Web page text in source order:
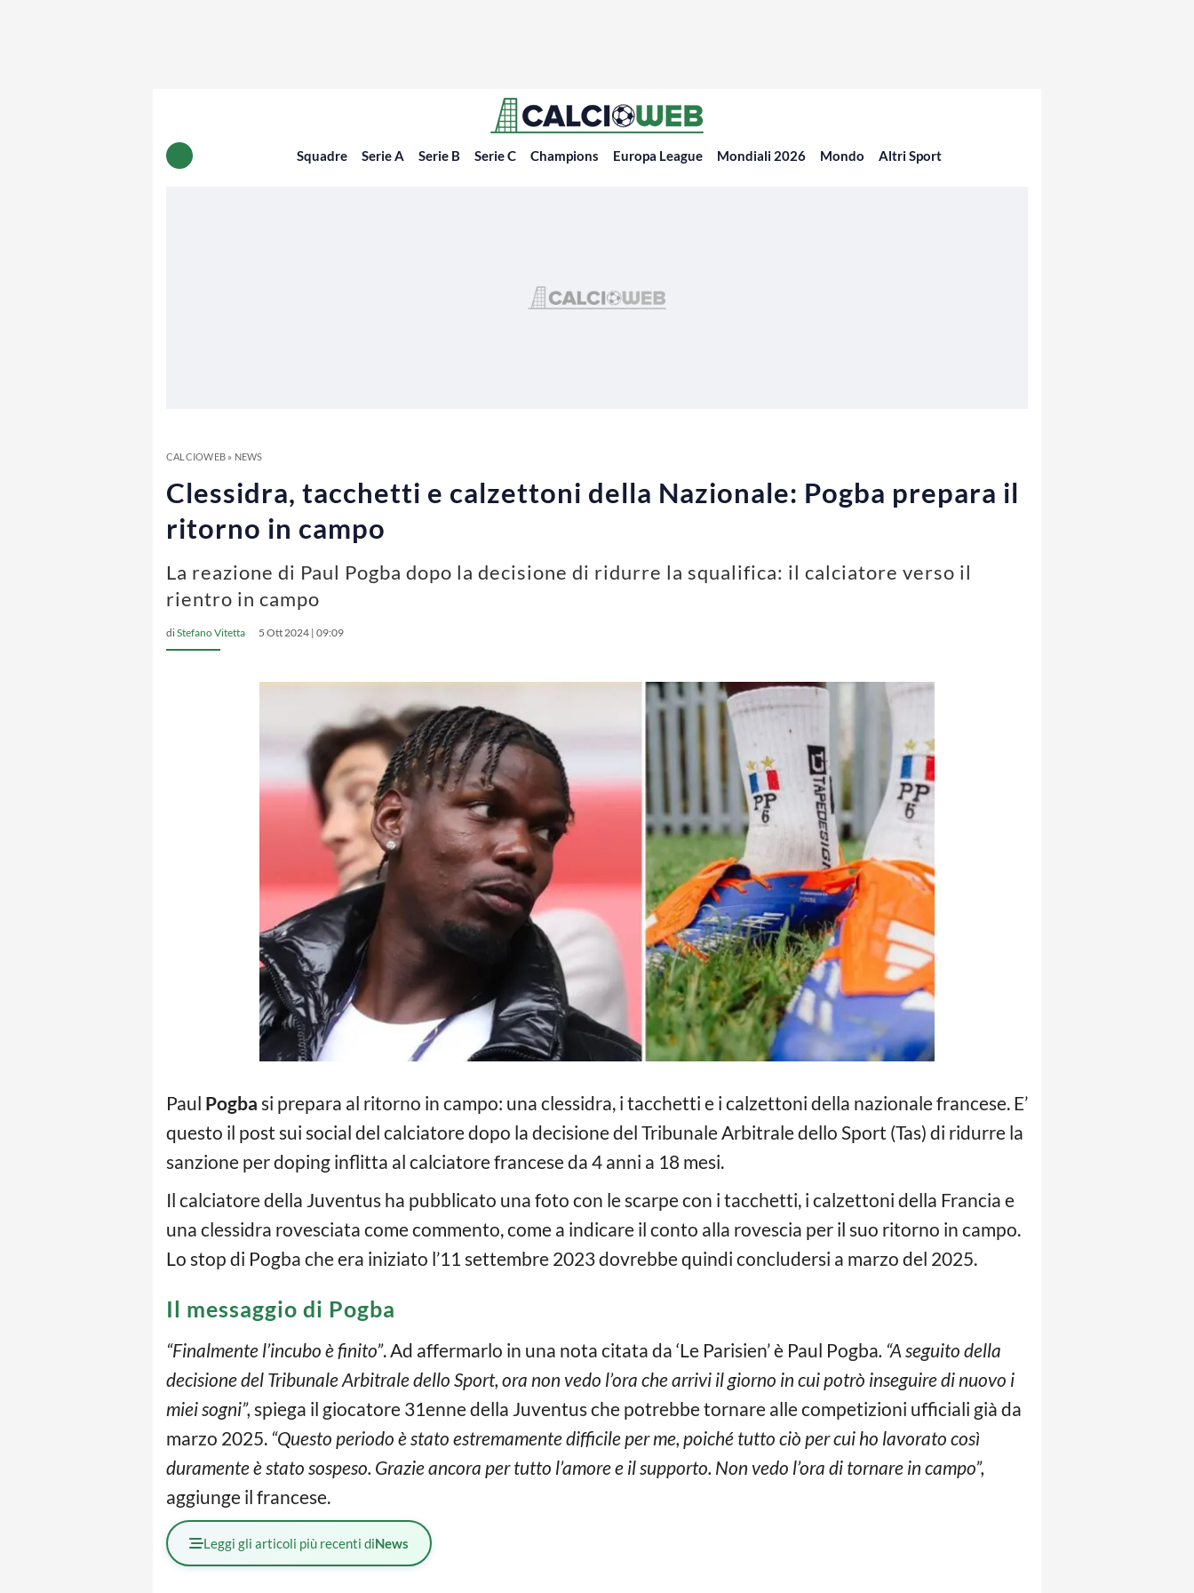
Squadre Serie A Serie B Serie C Champions Europa League Mondiali 2026 Mondo Altri Sport
CALCIOWEB» NEWS
Clessidra, tacchetti e calzettoni della Nazionale: Pogba prepara il
ritorno in campo
La reazione di Paul Pogba dopo la decisione di ridurre la squalifica: il calciatore verso il
rientro in campo
diStefano Vitetta 5 Ott 2024 | 09:09
Paul Pogba si prepara al ritorno in campo: una clessidra, i tacchetti e i calzettoni della nazionale francese. E’
questo il post sui social del calciatore dopo la decisione del Tribunale Arbitrale dello Sport (Tas) di ridurre la
sanzione per doping inflitta al calciatore francese da 4 anni a 18 mesi.
Il calciatore della Juventus ha pubblicato una foto con le scarpe con i tacchetti, i calzettoni della Francia e
una clessidra rovesciata come commento, come a indicare il conto alla rovescia per il suo ritorno in campo.
Lo stop di Pogba che era iniziato l’11 settembre 2023 dovrebbe quindi concludersi a marzo del 2025.
Il messaggio di Pogba
“Finalmente l’incubo è finito”. Ad affermarlo in una nota citata da ‘Le Parisien’ è Paul Pogba. “A seguito della
decisione del Tribunale Arbitrale dello Sport, ora non vedo l’ora che arrivi il giorno in cui potrò inseguire di nuovo i
miei sogni”, spiega il giocatore 31enne della Juventus che potrebbe tornare alle competizioni ufficiali già da
marzo 2025. “Questo periodo è stato estremamente difficile per me, poiché tutto ciò per cui ho lavorato così
duramente è stato sospeso. Grazie ancora per tutto l’amore e il supporto. Non vedo l’ora di tornare in campo”,
aggiunge il francese.
Leggi gli articoli più recenti diNews